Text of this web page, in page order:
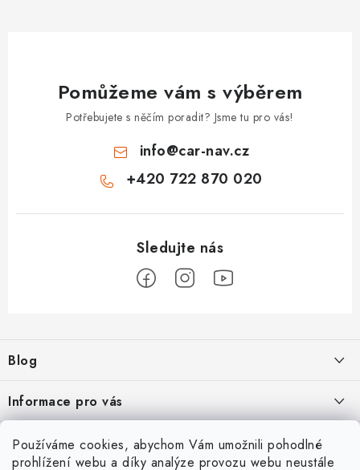
Používáme cookies, abychom Vám umožnili pohodlné
prohlížení webu a díky analýze provozu webu neustále
Pomůžeme vám s výběrem
Potřebujete s něčím poradit? Jsme tu pro vás!
info@car-nav.cz
+420 722 870 020
p
a
t
Blog
Škoad Karoq - Škoda Amundsen MIB3 aktualizace map a kódování
Informace pro vás
Podmínky ochrany osobních údajů
Facebook